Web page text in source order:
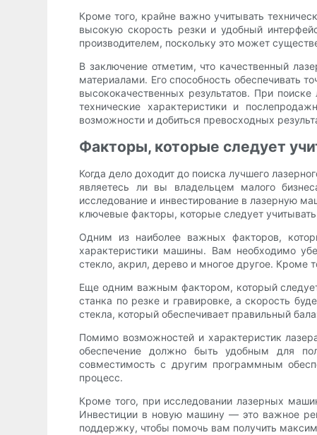
Кроме того, крайне важно учитывать
высокую скорость резки и удобный
производителем, поскольку это может
В заключение отметим, что качественный
материалами. Его способность обеспечивать
высококачественных результатов. При
технические характеристики и
возможности и добиться превосходных
Факторы, которые следует
Когда дело доходит до поиска лучшего
являетесь ли вы владельцем малого
исследование и инвестирование в лазерную
ключевые факторы, которые следует
Одним из наиболее важных факторов,
характеристики машины. Вам необходимо
стекло, акрил, дерево и многое другое. Кроме
Еще одним важным фактором, который
станка по резке и гравировке, а скорость
стекла, который обеспечивает правильный
Помимо возможностей и характеристик
обеспечение должно быть удобным для
совместимость с другим программным
процесс.
Кроме того, при исследовании лазерных
Инвестиции в новую машину — это важное
поддержку, чтобы помочь вам получить